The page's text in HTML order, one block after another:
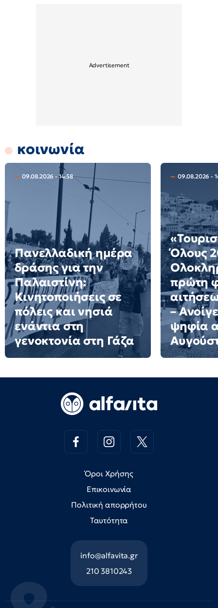
κοινωνία
09.08.2026 - 14:58
Πανελλαδική ημέρα
δράσης για την
Παλαιστίνη:
Κινητοποιήσεις σε
πόλεις και νησιά
ενάντια στη
γενοκτονία στη Γάζα
09.08.2026 -
Όλους
πρώτη
–
ψηφία
Όροι Χρήσης
Επικοινωνία
Πολιτική απορρήτου
Ταυτότητα
info@alfavita.gr
210 3810243